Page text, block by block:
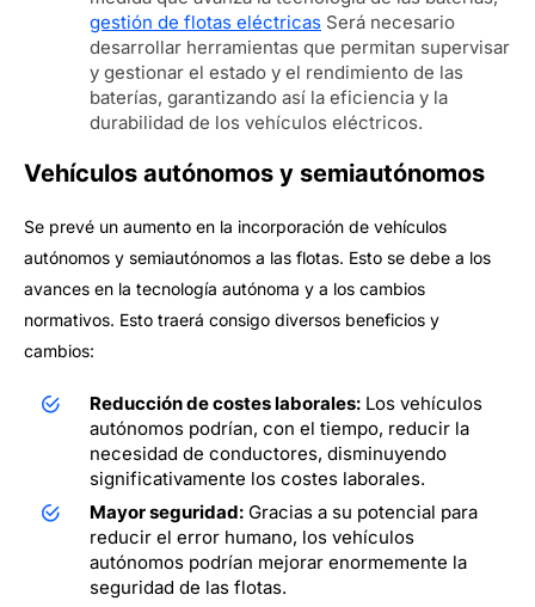
gestión de flotas eléctricas Será necesario
desarrollar herramientas que permitan supervisar
y gestionar el estado y el rendimiento de las
baterías, garantizando así la eficiencia y la
durabilidad de los vehículos eléctricos.
Vehículos autónomos y semiautónomos
Se prevé un aumento en la incorporación de vehículos
autónomos y semiautónomos a las flotas. Esto se debe a los
avances en la tecnología autónoma y a los cambios
normativos. Esto traerá consigo diversos beneficios y
cambios:
Reducción de costes laborales: Los vehículos
autónomos podrían, con el tiempo, reducir la
necesidad de conductores, disminuyendo
significativamente los costes laborales.
Mayor seguridad: Gracias a su potencial para
reducir el error humano, los vehículos
autónomos podrían mejorar enormemente la
seguridad de las flotas.